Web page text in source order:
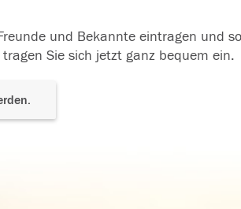
und Bekannte eintragen und
Sie sich jetzt ganz bequem ein.